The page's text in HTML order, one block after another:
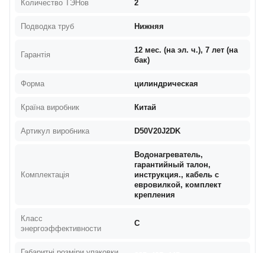
Количество ТЭНов 2
Подводка труб Нижняя
Гарантія
12 мес. (на эл. ч.), 7 лет (на
бак)
Форма цилиндрическая
Країна виробник Китай
Артикул виробника D50V20J2DK
Комплектація
Водонагреватель,
гарантийный талон,
инструкция., кабель с
евровилкой, комплект
крепления
Класс
энергоэффективности
C